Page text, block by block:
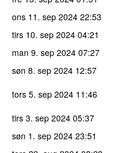
ons 11. sep 2024 22:53
tirs 10. sep 2024 04:21
man 9. sep 2024 07:27
søn 8. sep 2024 12:57
tors 5. sep 2024 11:46
tirs 3. sep 2024 05:37
søn 1. sep 2024 23:51